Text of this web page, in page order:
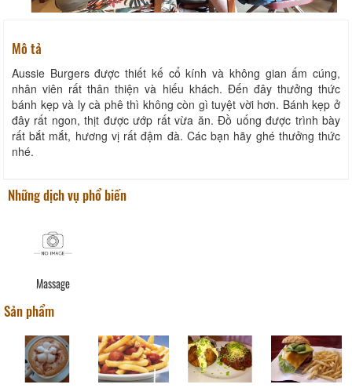
Mô tả
Aussie Burgers được thiết kế cổ kính và không gian ấm cúng,
nhân viên rất thân thiện và hiếu khách. Đến đây thưởng thức
bánh kẹp và ly cà phê thì không còn gì tuyệt vời hơn. Bánh kẹp ở
đây rất ngon, thịt được ướp rất vừa ăn. Đồ uống được trình bày
rất bắt mắt, hương vị rất đậm đà. Các bạn hãy ghé thưởng thức
nhé.
Những dịch vụ phổ biến
Massage
Sản phẩm